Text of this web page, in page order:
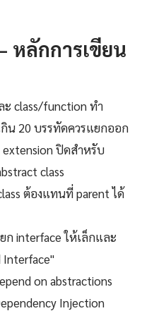
หลักการเขียน
ะ class/function ทำ
น 20 บรรทัดควรแยกออก
ปิดสำหรับ
class
ต้องแทนที่ parent ได้
interface ให้เล็กและ
Interface"
on abstractions
Injection